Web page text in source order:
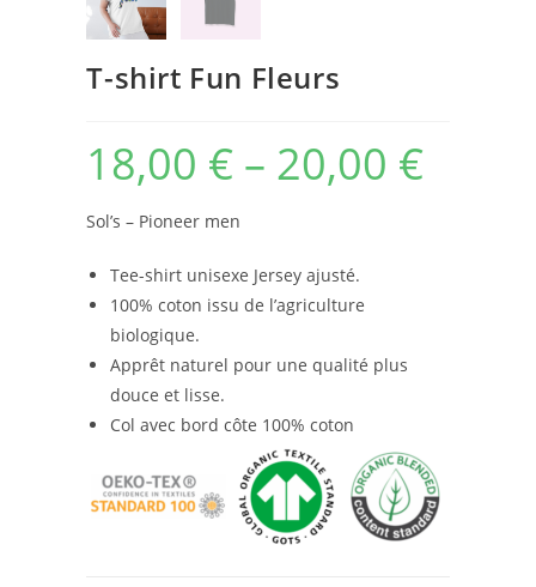
T-shirt Fun Fleurs
18,00 € – 20,00 €
Sol’s – Pioneer men
Tee-shirt unisexe Jersey ajusté.
100% coton issu de l’agriculture
biologique.
Apprêt naturel pour une qualité plus
douce et lisse.
Col avec bord côte 100% coton